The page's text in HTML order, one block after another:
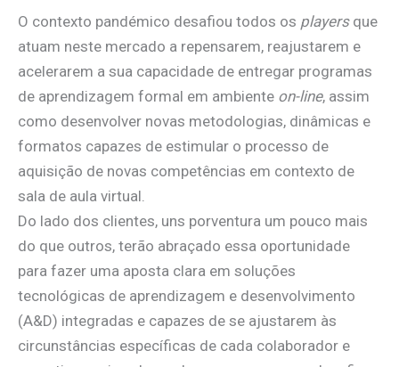
O contexto pandémico desafiou todos os playersque
atuam neste mercado a repensarem, reajustarem e
acelerarem a sua capacidade de entregar programas
de aprendizagem formal em ambiente on-line, assim
como desenvolver novas metodologias, dinâmicas e
formatos capazes de estimular o processo de
aquisição de novas competências em contexto de
sala de aula virtual.
Do lado dos clientes, uns porventura um pouco mais
do que outros, terão abraçado essa oportunidade
para fazer uma aposta clara em soluções
tecnológicas de aprendizagem e desenvolvimento
(A&D) integradas e capazes de se ajustarem às
circunstâncias específicas de cada colaborador e